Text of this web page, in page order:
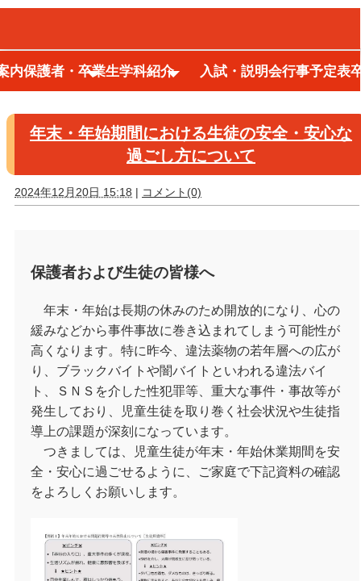
内保護者・卒業生学科紹介 入試・説明会行事予定表
2024年12月アーカイブ
年末・年始期間における生徒の安全・安心な
過ごし方について
2024年12月20日 15:18 | コメント(0)
保護者および生徒の皆様へ
年末・年始は長期の休みのため開放的になり、心の
緩みなどから事件事故に巻き込まれてしまう可能性が
高くなります。特に昨今、違法薬物の若年層への広が
り、ブラックバイトや闇バイトといわれる違法バイ
ト、ＳＮＳを介した性犯罪等、重大な事件・事故等が
発生しており、児童生徒を取り巻く社会状況や生徒指
導上の課題が深刻になっています。
つきましては、児童生徒が年末・年始休業期間を安
全・安心に過ごせるように、ご家庭で下記資料の確認
をよろしくお願いします。